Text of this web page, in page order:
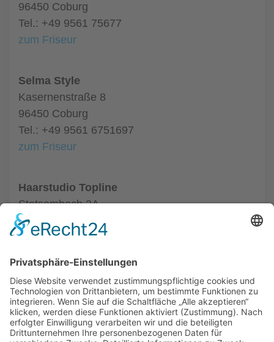
96450 Coburg
Tel.: +49 9561 75677
zum Friseur
Selma Style
Kasernenstraße 8
96450 Coburg
Tel.: +49 9561 6751697
zum Friseur
Haarstudio Topline
Stetsambach 2A
96486 Coburg
Tel.: +49 9561 50463
ALLGEMEIN